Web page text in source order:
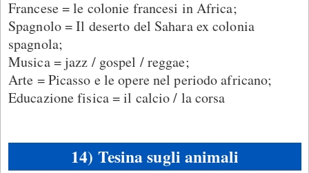
Francese = le colonie francesi in Africa;
Spagnolo = Il deserto del Sahara ex colonia
spagnola;
Musica = jazz / gospel / reggae;
Arte = Picasso e le opere nel periodo africano;
Educazione fisica = il calcio / la corsa
14) Tesina sugli animali